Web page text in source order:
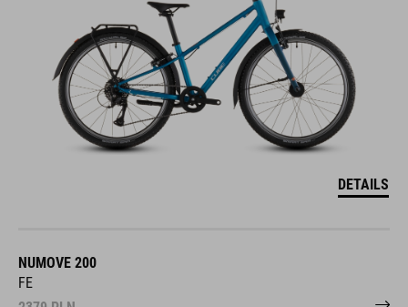
DETAILS
NUMOVE 200
FE